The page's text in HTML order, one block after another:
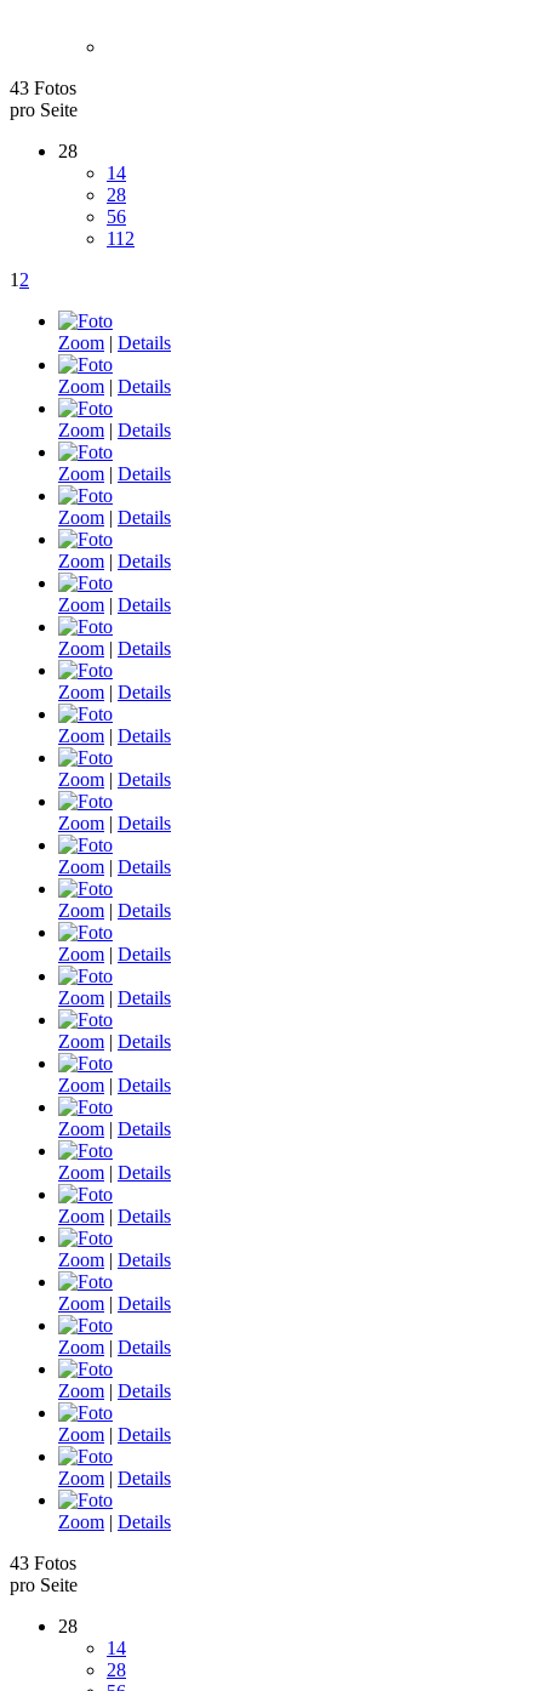
43 Fotos
pro Seite
28
14
28
56
112
1 2
Zoom | Details
Zoom | Details
Zoom | Details
Zoom | Details
Zoom | Details
Zoom | Details
Zoom | Details
Zoom | Details
Zoom | Details
Zoom | Details
Zoom | Details
Zoom | Details
Zoom | Details
Zoom | Details
Zoom | Details
Zoom | Details
Zoom | Details
Zoom | Details
Zoom | Details
Zoom | Details
Zoom | Details
Zoom | Details
Zoom | Details
Zoom | Details
Zoom | Details
Zoom | Details
Zoom | Details
Zoom | Details
43 Fotos
pro Seite
28
14
28